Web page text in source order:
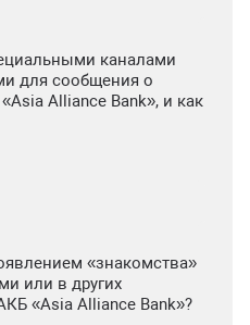
каналами
для сообщения о
Alliance Bank», и как
«знакомства»
или в других
«Asia Alliance Bank»?